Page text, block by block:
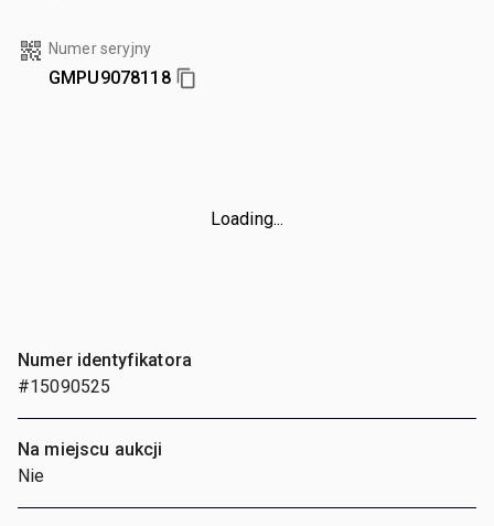
Numer seryjny
GMPU9078118
Loading...
Numer identyfikatora
#15090525
Na miejscu aukcji
Nie